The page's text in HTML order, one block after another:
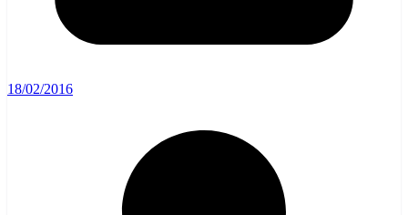
18/02/2016